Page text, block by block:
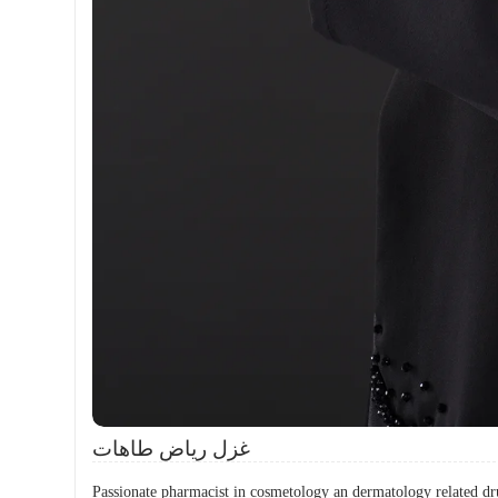
غزل رياض طاهات
Passionate pharmacist in cosmetology an dermatology related